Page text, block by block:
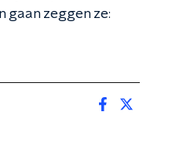
gaan zeggen ze: